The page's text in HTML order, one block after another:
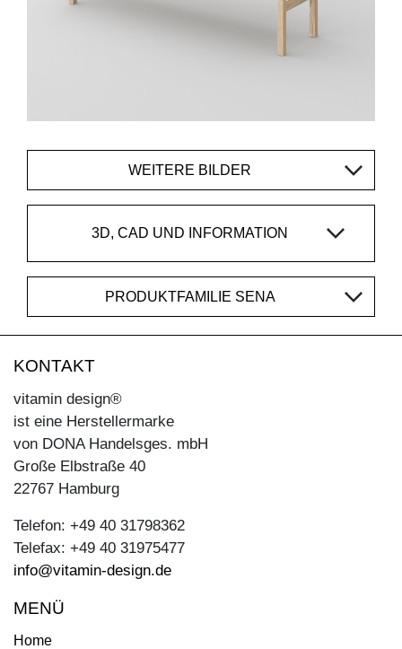
WEITERE BILDER
3D, CAD UND INFORMATION
PRODUKTFAMILIE SENA
KONTAKT
vitamin design®
ist eine Herstellermarke
von DONA Handelsges. mbH
Große Elbstraße 40
22767 Hamburg
Telefon: +49 40 31798362
Telefax: +49 40 31975477
info@vitamin-design.de
MENÜ
Home